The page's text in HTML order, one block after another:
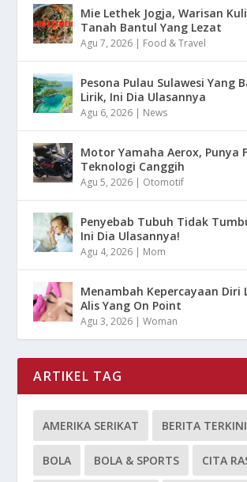
Mie Lethek Jogja, Warisan
Tanah Bantul Yang Lezat
Agu 7, 2026 | Food & Travel
Pesona Pulau Sulawesi Yang
Lirik, Ini Dia Ulasannya
Agu 6, 2026 | News
Motor Yamaha Aerox, Punya
Teknologi Canggih
Agu 5, 2026 | Otomotif
Penyebab Tubuh Tidak
Ini Dia Ulasannya!
Agu 4, 2026 | Mom
Menambah Kepercayaan Diri
Alis Yang On Point
Agu 3, 2026 |Woman
ARTIKEL TAG
AMERIKA SERIKAT BERITA TERKINI
BOLA BOLA & SPORTS CITA